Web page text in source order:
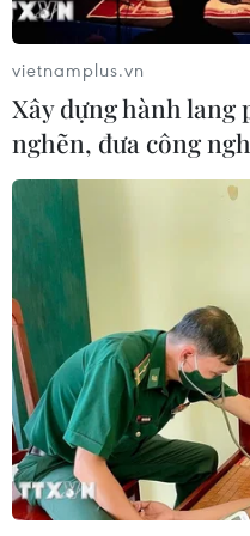
CƠ QUAN CHỦ QUẢN: THÔNG TẤN
Tổng Biên tập: TRẦN TIẾN
Phó Tổng Biên tập:
THỦY
Sở hữu trí tuệ
RSS
Ngôn ngữ
Dịch vụ tin
vietnamplus.vn
Xây dựng hành lang
nghẽn, đưa công